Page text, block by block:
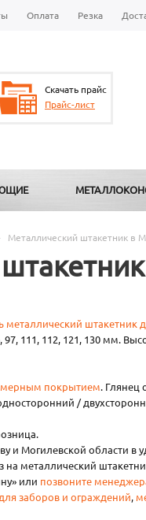
Оплата Резка
Скачать прайс
Прайс-лист
Металлический штакетник в
металлический штакетник
111, 112, 121, 130 мм.
покрытием. Глянец
/
и Могилевской области в
металлический
или позвоните
заборов и ограждений,